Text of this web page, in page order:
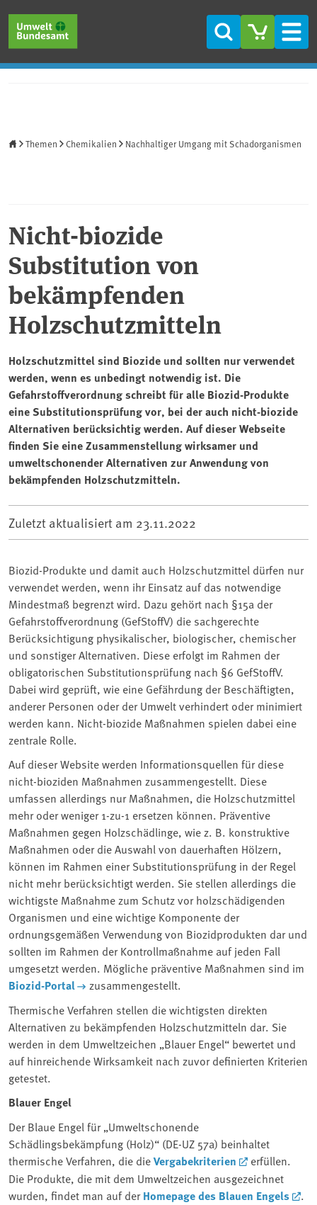
Suche
Themen Chemikalien Nachhaltiger Umgang mit Schadorganismen
Nicht-biozide
Substitution von
bekämpfenden
Holzschutzmitteln
Holzschutzmittel sind Biozide und sollten nur verwendet
werden, wenn es unbedingt notwendig ist. Die
Gefahrstoffverordnung schreibt für alle Biozid-Produkte
eine Substitutionsprüfung vor, bei der auch nicht-biozide
Alternativen berücksichtig werden. Auf dieser Webseite
finden Sie eine Zusammenstellung wirksamer und
umweltschonender Alternativen zur Anwendung von
bekämpfenden Holzschutzmitteln.
Zuletzt aktualisiert am 23.11.2022
Biozid-Produkte und damit auch Holzschutzmittel dürfen nur
verwendet werden, wenn ihr Einsatz auf das notwendige
Mindestmaß begrenzt wird. Dazu gehört nach §15a der
Gefahrstoffverordnung (GefStoffV) die sachgerechte
Berücksichtigung physikalischer, biologischer, chemischer
und sonstiger Alternativen. Diese erfolgt im Rahmen der
obligatorischen Substitutionsprüfung nach §6 GefStoffV.
Dabei wird geprüft, wie eine Gefährdung der Beschäftigten,
anderer Personen oder der Umwelt verhindert oder minimiert
werden kann. Nicht-biozide Maßnahmen spielen dabei eine
zentrale Rolle.
Auf dieser Website werden Informationsquellen für diese
nicht-bioziden Maßnahmen zusammengestellt. Diese
umfassen allerdings nur Maßnahmen, die Holzschutzmittel
mehr oder weniger 1-zu-1 ersetzen können. Präventive
Maßnahmen gegen Holzschädlinge, wie z. B. konstruktive
Maßnahmen oder die Auswahl von dauerhaften Hölzern,
können im Rahmen einer Substitutionsprüfung in der Regel
nicht mehr berücksichtigt werden. Sie stellen allerdings die
wichtigste Maßnahme zum Schutz vor holzschädigenden
Organismen und eine wichtige Komponente der
ordnungsgemäßen Verwendung von Biozidprodukten dar und
sollten im Rahmen der Kontrollmaßnahme auf jeden Fall
umgesetzt werden. Mögliche präventive Maßnahmen sind im
Biozid-Portal
zusammengestellt.
Thermische Verfahren stellen die wichtigsten direkten
Alternativen zu bekämpfenden Holzschutzmitteln dar. Sie
werden in dem Umweltzeichen „Blauer Engel“ bewertet und
auf hinreichende Wirksamkeit nach zuvor definierten Kriterien
getestet.
Blauer Engel
Der Blaue Engel für „Umweltschonende
Schädlingsbekämpfung (Holz)“ (DE-UZ 57a) beinhaltet
thermische Verfahren, die dieVergabekriterien
erfüllen.
Die Produkte, die mit dem Umweltzeichen ausgezeichnet
wurden, findet man auf derHomepage des Blauen Engels
.